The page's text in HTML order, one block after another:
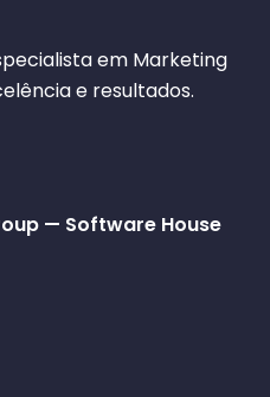
em Marketing
e resultados.
— Software House